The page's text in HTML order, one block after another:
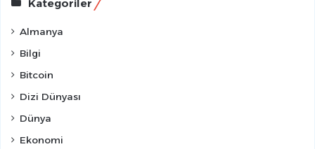
Kategoriler
Almanya
Bilgi
Bitcoin
Dizi Dünyası
Dünya
Ekonomi